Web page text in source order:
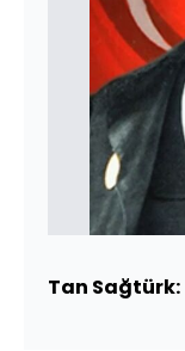
Tan Sağtürk: